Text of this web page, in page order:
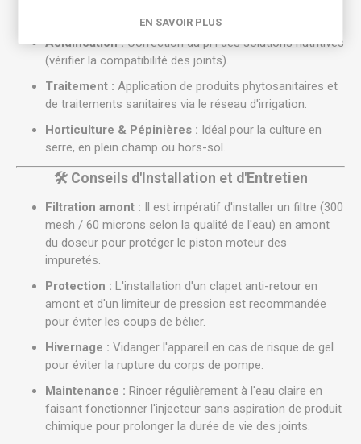
Acidification :Correction du pH des solutions nutritives
(vérifier la compatibilité des joints).
Traitement : Application de produits phytosanitaires et
de traitements sanitaires via le réseau d'irrigation.
Horticulture & Pépinières : Idéal pour la culture en
serre, en plein champ ou hors-sol.
🛠️ Conseils d'Installation et d'Entretien
Filtration amont : Il est impératif d'installer un filtre (300
mesh / 60 microns selon la qualité de l'eau) en amont
du doseur pour protéger le piston moteur des
impuretés.
Protection : L'installation d'un clapet anti-retour en
amont et d'un limiteur de pression est recommandée
pour éviter les coups de bélier.
Hivernage : Vidanger l'appareil en cas de risque de gel
pour éviter la rupture du corps de pompe.
Maintenance : Rincer régulièrement à l'eau claire en
faisant fonctionner l'injecteur sans aspiration de produit
chimique pour prolonger la durée de vie des joints.
EN SAVOIR PLUS